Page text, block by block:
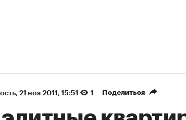
⁠, 21 ноя 2011, 15:51 1 Поделиться